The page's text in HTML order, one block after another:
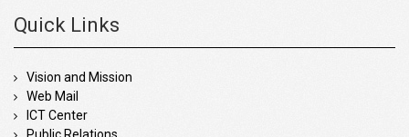
Quick Links
Vision and Mission
Web Mail
ICT Center
Public Relations